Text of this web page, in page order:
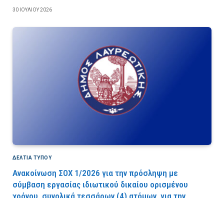
30 ΙΟΥΛΊΟΥ 2026
ΔΕΛΤΙΑ ΤΥΠΟΥ
Ανακοίνωση ΣΟΧ 1/2026 για την πρόσληψη με
σύμβαση εργασίας ιδιωτικού δικαίου ορισμένου